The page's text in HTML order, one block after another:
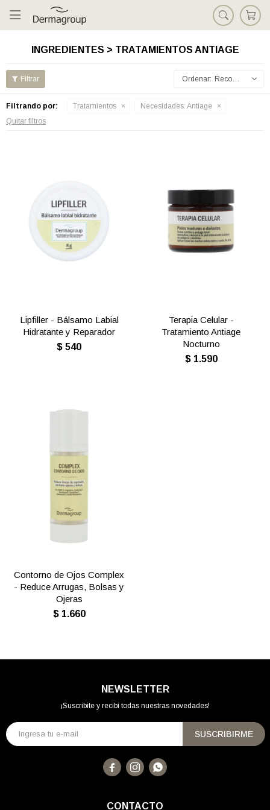

INGREDIENTES > TRATAMIENTOS ANTIAGE
Recomendados
Filtrando por: Tratamientos Necesidades: Antiage
Quitar filtros
Lipfiller - Bálsamo Labial
Hidratante y Reparador
$ 540
Terapia Celular -
Tratamiento Antiage
Nocturno
$ 1.590
Contorno de Ojos Complex
- Reduce Arrugas, Bolsas y
Ojeras
$ 1.660
CONTACTO
NEWSLETTER
¡Suscribite y recibí todas nuestras novedades!
SUSCRIBIRME
  